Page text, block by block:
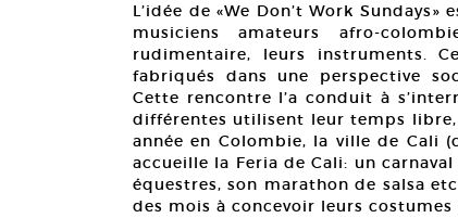
L’idée de «We Don’t Work
musiciens amateurs afro-
rudimentaire, leurs instruments.
fabriqués dans une perspective
Cette rencontre l’a conduit à
différentes utilisent leur temps libre,
année en Colombie, la ville de Cali
accueille la Feria de Cali: un
équestres, son marathon de salsa
des mois à concevoir leurs